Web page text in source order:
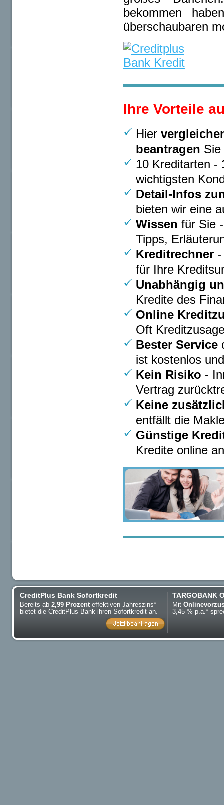
bekommen
überschaubaren
Ihre Vorteile
Hier
beantragen
10 Kreditarten -
wichtigsten
Detail-Infos
bieten wir eine
Wissen für Sie
Tipps,
Kreditrechner
für Ihre
Unabhängig
Kredite des
Online
Oft
Bester Service
ist kostenlos
Kein Risiko -
Vertrag
Keine
entfällt die
Günstige
Kredite online
CreditPlus Bank Sofortkredit
Bereits ab 2,99 Prozent effektiven Jahreszins*
bietet die CreditPlus Bank ihren Sofortkredit an.
TARGOBANK
Mit
3,45 % p.a.*